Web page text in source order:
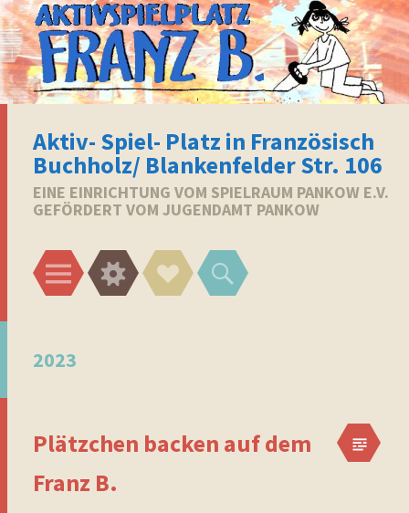
Aktiv- Spiel- Platz in Französisch
Buchholz/ Blankenfelder Str. 106
EINE EINRICHTUNG VOM SPIELRAUM PANKOW E.V.
GEFÖRDERT VOM JUGENDAMT PANKOW
Menü WidgetsSocial-
Links
Suchen
2023
Plätzchen backen auf dem
Franz B.